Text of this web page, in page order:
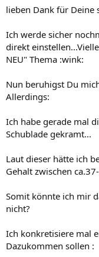
lieben Dank für Deine
Ich werde sicher
direkt
NEU" Thema :wink:
Nun beruhigst Du
Allerdings:
Ich habe gerade mal
Schublade gekramt...
Laut dieser hätte ich
Gehalt zwischen
Somit könnte ich mir
nicht?
Ich konkretisiere mal
Dazukommen sollen :